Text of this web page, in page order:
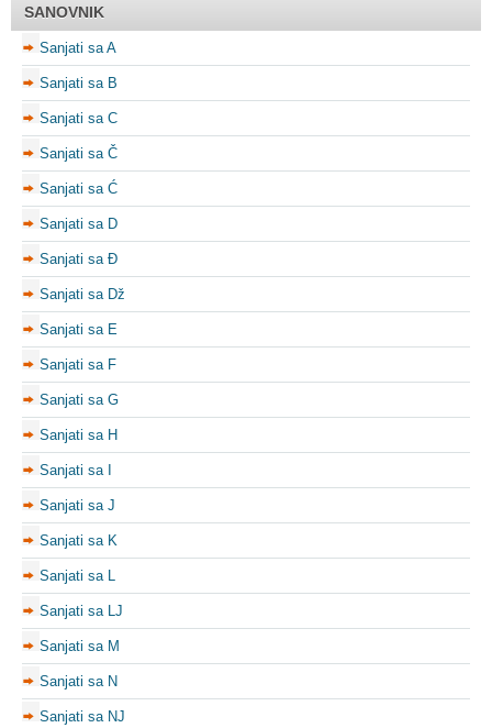
SANOVNIK
Sanjati sa A
Sanjati sa B
Sanjati sa C
Sanjati sa Č
Sanjati sa Ć
Sanjati sa D
Sanjati sa Đ
Sanjati sa Dž
Sanjati sa E
Sanjati sa F
Sanjati sa G
Sanjati sa H
Sanjati sa I
Sanjati sa J
Sanjati sa K
Sanjati sa L
Sanjati sa LJ
Sanjati sa M
Sanjati sa N
Sanjati sa NJ